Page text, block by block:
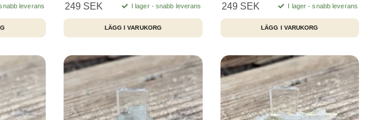
leverans 249 SEK I lager - snabb leverans 249 SEK I lager - snabb leverans